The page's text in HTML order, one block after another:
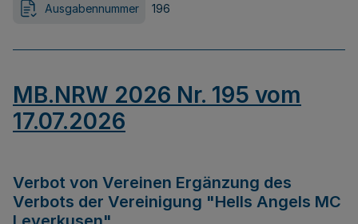
Ausgabennummer 196
MB.NRW 2026 Nr. 195 vom
17.07.2026
Verbot von Vereinen Ergänzung des
Verbots der Vereinigung "Hells Angels MC